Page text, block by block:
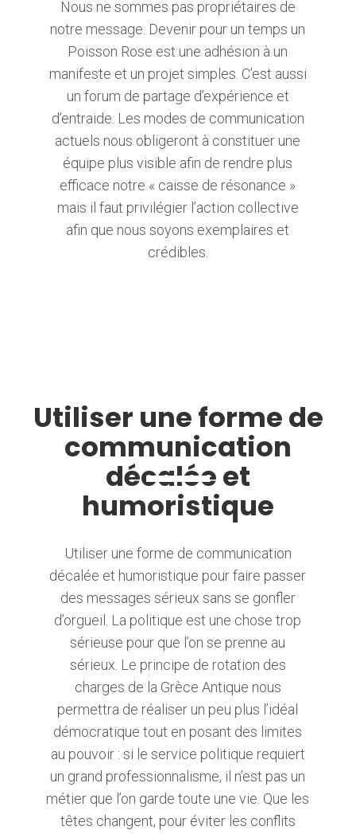
Nous ne sommes pas propriétaires de
notre message. Devenir pour un temps un
Poisson Rose est une adhésion à un
manifeste et un projet simples. C’est aussi
un forum de partage d’expérience et
d’entraide. Les modes de communication
actuels nous obligeront à constituer une
équipe plus visible afin de rendre plus
efficace notre « caisse de résonance »
mais il faut privilégier l’action collective
afin que nous soyons exemplaires et
crédibles.
Utiliser une forme de
communication
décalée et
humoristique
Utiliser une forme de communication
décalée et humoristique pour faire passer
des messages sérieux sans se gonfler
d’orgueil. La politique est une chose trop
sérieuse pour que l’on se prenne au
sérieux. Le principe de rotation des
charges de la Grèce Antique nous
permettra de réaliser un peu plus l’idéal
démocratique tout en posant des limites
au pouvoir : si le service politique requiert
un grand professionnalisme, il n’est pas un
métier que l’on garde toute une vie. Que les
têtes changent, pour éviter les conflits